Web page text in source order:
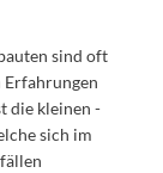
sind oft
die kleinen -
sich im